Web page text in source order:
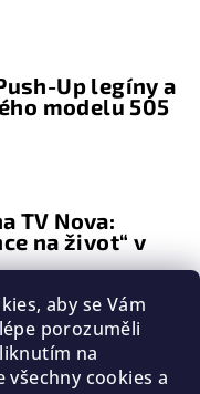
aby se Vám
porozuměli
na
cookies a
Up legíny a
modelu 505
TV Nova:
na život“ v
práva vyhrazena.